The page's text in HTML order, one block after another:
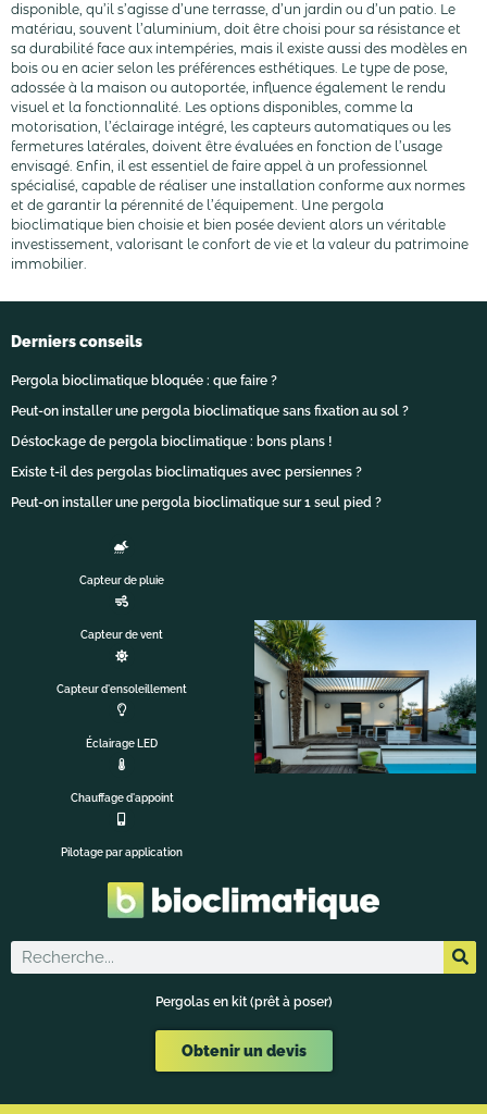
disponible, qu’il s’agisse d’une terrasse, d’un jardin ou d’un patio. Le
matériau, souvent l’aluminium, doit être choisi pour sa résistance et
sa durabilité face aux intempéries, mais il existe aussi des modèles en
bois ou en acier selon les préférences esthétiques. Le type de pose,
adossée à la maison ou autoportée, influence également le rendu
visuel et la fonctionnalité. Les options disponibles, comme la
motorisation, l’éclairage intégré, les capteurs automatiques ou les
fermetures latérales, doivent être évaluées en fonction de l’usage
envisagé. Enfin, il est essentiel de faire appel à un professionnel
spécialisé, capable de réaliser une installation conforme aux normes
et de garantir la pérennité de l’équipement. Une pergola
bioclimatique bien choisie et bien posée devient alors un véritable
investissement, valorisant le confort de vie et la valeur du patrimoine
immobilier.
Derniers conseils
Pergola bioclimatique bloquée : que faire ?
Peut-on installer une pergola bioclimatique sans fixation au sol ?
Déstockage de pergola bioclimatique : bons plans !
Existe t-il des pergolas bioclimatiques avec persiennes ?
Peut-on installer une pergola bioclimatique sur 1 seul pied ?
Capteur de pluie
Capteur de vent
Capteur d'ensoleillement
Éclairage LED
Chauffage d'appoint
Pilotage par application
Pergolas en kit (prêt à poser)
Obtenir un devis